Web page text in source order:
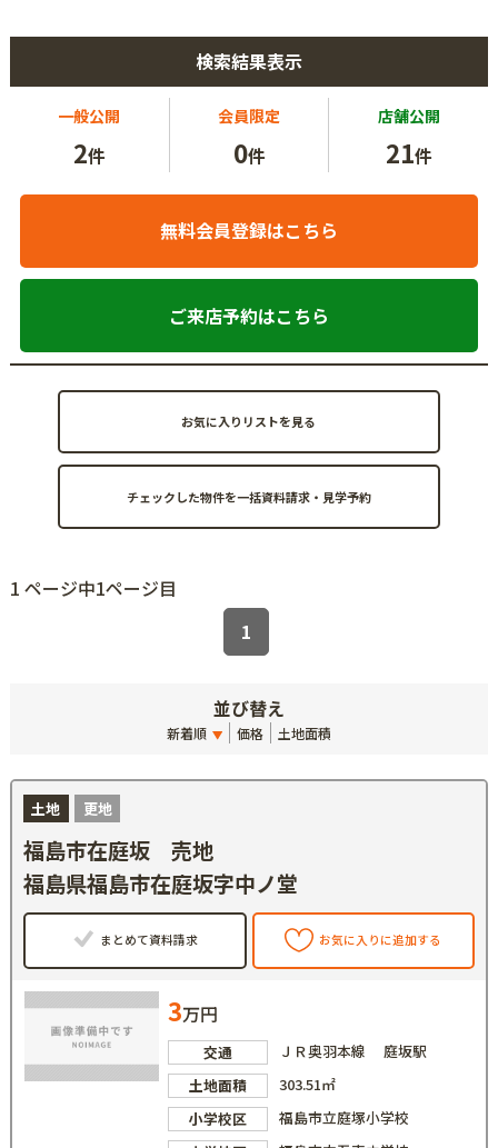
検索結果表示
一般公開
2件
会員限定
0件
店舗公開
21件
無料会員登録はこちら
ご来店予約はこちら
お気に入りリストを見る
1 ページ中1ページ目
1
並び替え
新着順 価格 土地面積
土地 更地
福島市在庭坂 売地
福島県福島市在庭坂字中ノ堂
まとめて資料請求 お気に入りに追加する
3万円
交通
ＪＲ奥羽本線 庭坂駅
土地面積
303.51㎡
小学校区
福島市立庭塚小学校